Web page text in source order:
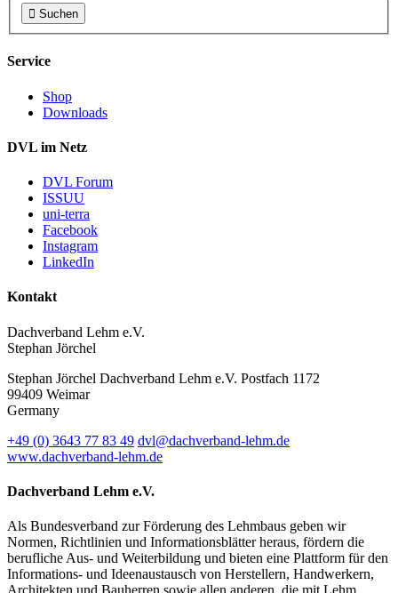
 Suchen
Service
Shop
Downloads
DVL im Netz
DVL Forum
ISSUU
uni-terra
Facebook
Instagram
LinkedIn
Kontakt
Dachverband Lehm e.V.
Stephan Jörchel
Stephan Jörchel Dachverband Lehm e.V. Postfach 1172
99409 Weimar
Germany
+49 (0) 3643 77 83 49 dvl@dachverband-lehm.de
www.dachverband-lehm.de
Dachverband Lehm e.V.
Als Bundesverband zur Förderung des Lehmbaus geben wir
Normen, Richtlinien und Informationsblätter heraus, fördern die
berufliche Aus- und Weiterbildung und bieten eine Plattform für den
Informations- und Ideenaustausch von Herstellern, Handwerkern,